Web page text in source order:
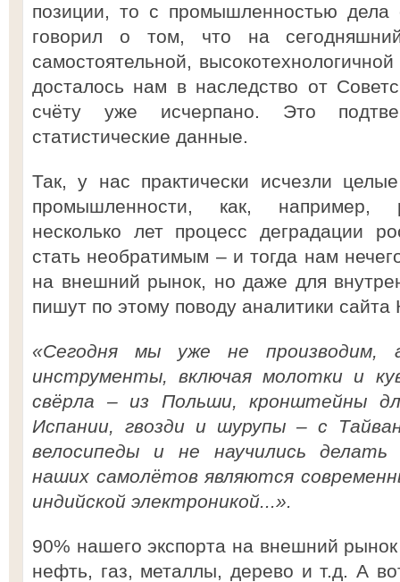
позиции, то с промышленностью дела
говорил о том, что на
самостоятельной,
досталось нам в наследство от
счёту уже исчерпано. Это
статистические данные.
Так, у нас практически исчезли
промышленности, как, например,
несколько лет процесс деградации
стать необратимым – и тогда нам
на внешний рынок, но даже для
пишут по этому поводу аналитики
«Сегодня мы уже не производим,
инструменты, включая молотки и
свёрла – из Польши, кронштейны
Испании, гвозди и шурупы – с
велосипеды и не научились
наших самолётов являются
индийской электроникой...».
90% нашего экспорта на внешний
нефть, газ, металлы, дерево и т.д. А